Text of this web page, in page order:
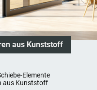
aus Kunststoff
Elemente
aus Kunststoff